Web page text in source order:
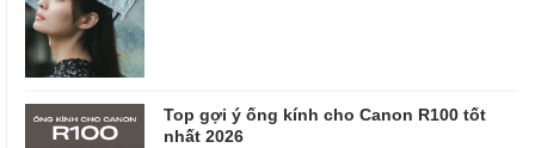
Top gợi ý ống kính cho Canon R100 tốt
nhất 2026